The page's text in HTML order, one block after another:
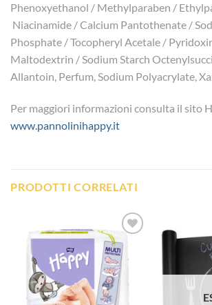
Phenoxyethanol / Methylparaben /
Niacinamide / Calcium Pantothenate /
Phosphate / Tocopheryl Acetale /
Maltodextrin / Sodium Starch
Allantoin, Perfum, Sodium Polyacrylate,
Per maggiori informazioni consulta il sito
www.pannolinihappy.it
PRODOTTI CORRELATI
Aggiungi
alla lista
dei
desideri